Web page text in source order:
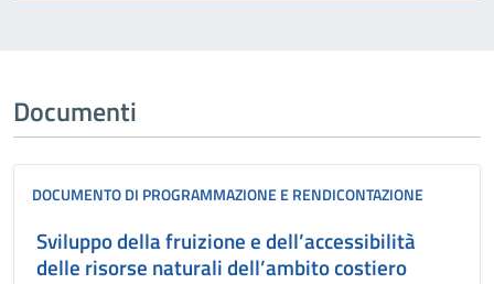
Documenti
DOCUMENTO DI PROGRAMMAZIONE E RENDICONTAZIONE
Sviluppo della fruizione e dell’accessibilità
delle risorse naturali dell’ambito costiero